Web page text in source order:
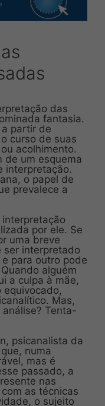
das
fantasia.
partir de
curso de suas
acolhimento.
de um esquema
interpretação.
o papel de
prevalece a
por ele. Se
uma breve
ser interpretado
para outro pode
alguém
a culpa à mãe,
equivocado,
Mas,
Tenta-
psicanalista da
numa
mas é
passado, a
nas
as técnicas
o sujeito